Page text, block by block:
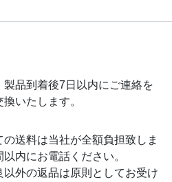
品到着後7日以内にご連絡を
いたします。
送料は当社が全額負担致しま
内にお電話ください。
外の返品は原則としてお受け